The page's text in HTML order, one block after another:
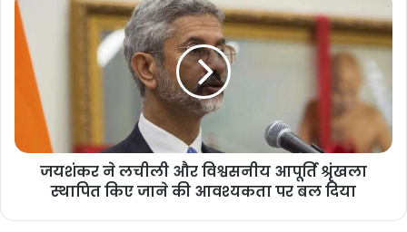
जयशंकर ने लचीली और विश्वसनीय आपूर्ति श्रृंखला
स्थापित किए जाने की आवश्यकता पर बल दिया